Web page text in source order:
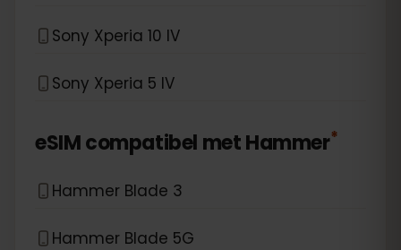
Sony Xperia 10 IV
Sony Xperia 5 IV
eSIM compatibel metHammer*
Hammer Blade 3
Hammer Blade 5G